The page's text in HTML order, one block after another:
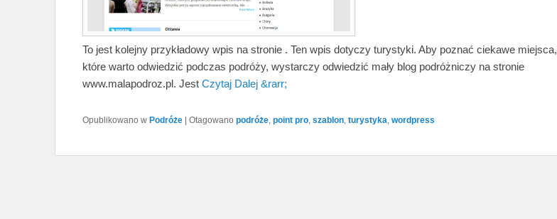
To jest kolejny przykładowy wpis na stronie . Ten wpis dotyczy turystyki. Aby poznać ciekawe miejsca,
które warto odwiedzić podczas podróży, wystarczy odwiedzić mały blog podróżniczy na stronie
www.malapodroz.pl. Jest Czytaj Dalej &rarr;
Opublikowano w Podróże | Otagowano podróże point pro szablon turystyka wordpress